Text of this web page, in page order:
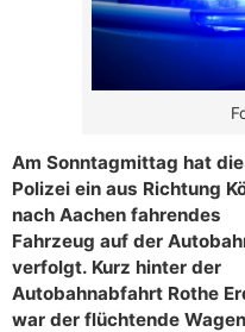
Am Sonntagmittag hat die
Polizei ein aus Richtung
nach Aachen fahrendes
Fahrzeug auf der
verfolgt. Kurz hinter der
Autobahnabfahrt Rothe
war der flüchtende